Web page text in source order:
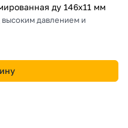
ду 146х11 мм
давлением и